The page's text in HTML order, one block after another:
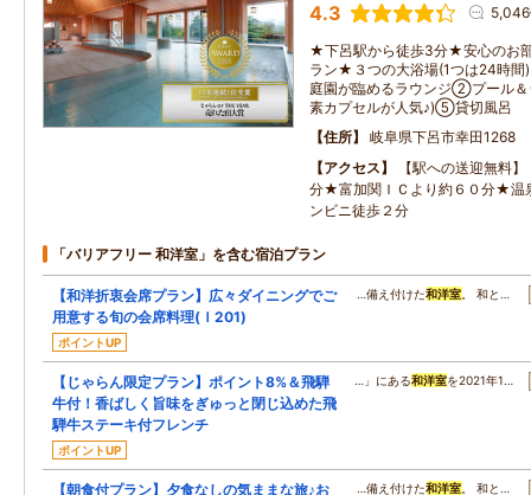
4.3
★下呂駅から徒歩3分★安心のお
ラン★３つの大浴場(1つは24時
庭園が臨めるラウンジ②プール
素カプセルが人気♪)⑤貸切風呂
住所
岐阜県下呂市幸田1268
アクセス
【駅への送迎無料
分★富加関ＩＣより約６０分★温
ンビニ徒歩２分
「バリアフリー 和洋室」を含む宿泊プラン
【和洋折衷会席プラン】広々ダイニングでご
用意する旬の会席料理(Ｉ201)
ポイントUP
…備え付けた和洋室 。 和と…
【じゃらん限定プラン】ポイント8%＆飛騨
牛付！香ばしく旨味をぎゅっと閉じ込めた飛
騨牛ステーキ付フレンチ
ポイントUP
…」にある和洋室を2021年1…
【朝食付プラン】夕食なしの気ままな旅♪お
…備え付けた和洋室 。 和と…